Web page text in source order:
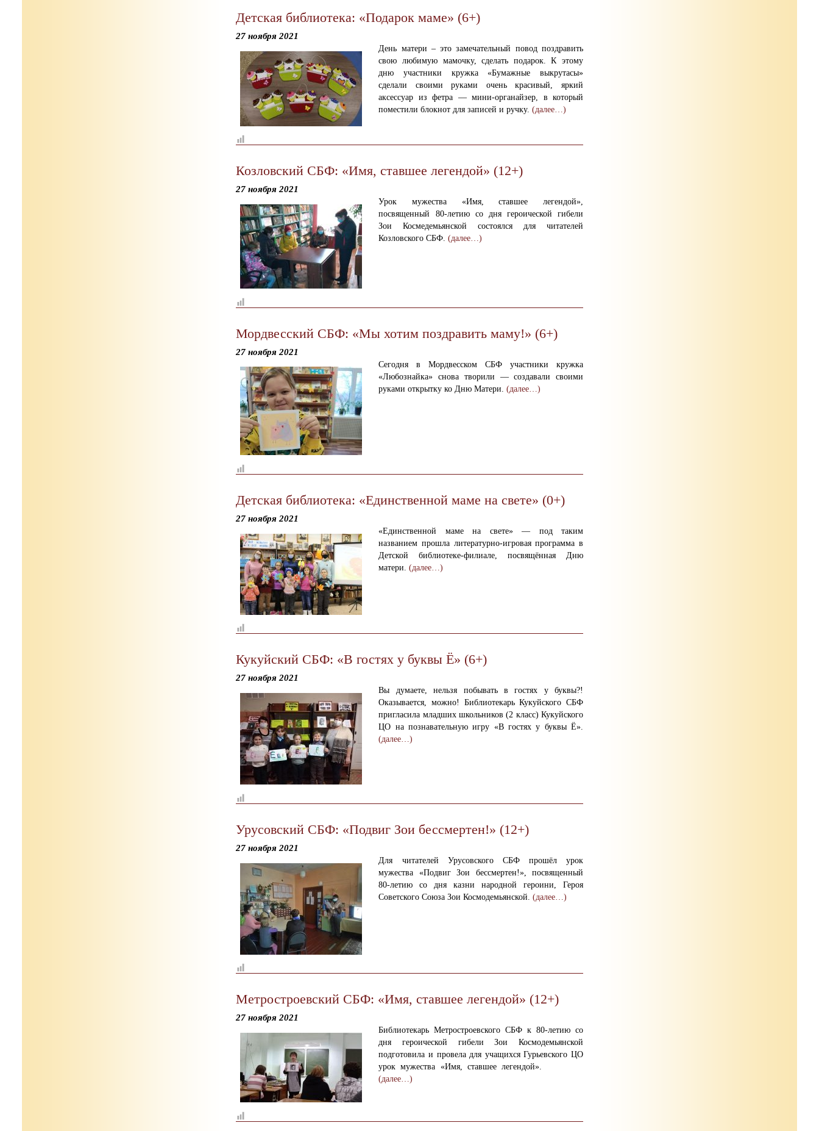
Детская библиотека: «Подарок маме» (6+)
27 ноября 2021
День матери – это замечательный повод поздравить
свою любимую мамочку, сделать подарок. К этому
дню участники кружка «Бумажные выкрутасы»
сделали своими руками очень красивый, яркий
аксессуар из фетра — мини-органайзер, в который
поместили блокнот для записей и ручку.(далее…)
Козловский СБФ: «Имя, ставшее легендой» (12+)
27 ноября 2021
Урок мужества «Имя, ставшее легендой»,
посвященный 80-летию со дня героической гибели
Зои Космедемьянской состоялся для читателей
Козловского СБФ.(далее…)
Мордвесский СБФ: «Мы хотим поздравить маму!» (6+)
27 ноября 2021
Сегодня в Мордвесском СБФ участники кружка
«Любознайка» снова творили — создавали своими
руками открытку ко Дню Матери.(далее…)
Детская библиотека: «Единственной маме на свете» (0+)
27 ноября 2021
«Единственной маме на свете» — под таким
названием прошла литературно-игровая программа в
Детской библиотеке-филиале, посвящённая Дню
матери.(далее…)
Кукуйский СБФ: «В гостях у буквы Ё» (6+)
27 ноября 2021
Вы думаете, нельзя побывать в гостях у буквы?!
Оказывается, можно! Библиотекарь Кукуйского СБФ
пригласила младших школьников (2 класс) Кукуйского
ЦО на познавательную игру «В гостях у буквы Ё».
(далее…)
Урусовский СБФ: «Подвиг Зои бессмертен!» (12+)
27 ноября 2021
Для читателей Урусовского СБФ прошёл урок
мужества «Подвиг Зои бессмертен!», посвященный
80-летию со дня казни народной героини, Героя
Советского Союза Зои Космодемьянской.(далее…)
Метростроевский СБФ: «Имя, ставшее легендой» (12+)
27 ноября 2021
Библиотекарь Метростроевского СБФ к80-летию со
дня героической гибели Зои Космодемьянской
подготовила и провела для учащихсяГурьевского ЦО
урок мужества «Имя, ставшее легендой».
(далее…)